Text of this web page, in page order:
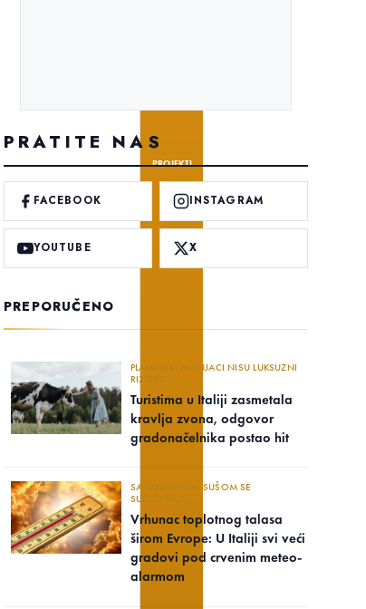
PROJEKTI
PRATITE NAS
FACEBOOK INSTAGRAM
YOUTUBE X
PREPORUČENO
PLANINSKI PAŠNJACI NISU LUKSUZNI
RIZORTI
Turistima u Italiji zasmetala
kravlja zvona, odgovor
gradonačelnika postao hit
SA OZBILJNOM SUŠOM SE
SUOČAVAJU..
Vrhunac toplotnog talasa
širom Evrope: U Italiji svi veći
gradovi pod crvenim meteo-
alarmom